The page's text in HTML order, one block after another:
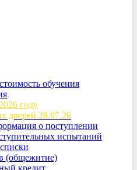
обучения
году
дверей 28.07.26
о поступлении
испытаний
(общежитие)
кредит